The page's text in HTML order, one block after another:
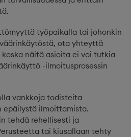
työpaikalla tai johonkin
ota yhteyttä
koska näitä asioita ei voi tutkia
-ilmoitusprosessin
vankkoja todisteita
epäilystä ilmoittamista.
tehdä rehellisesti ja
tai kiusallaan tehty